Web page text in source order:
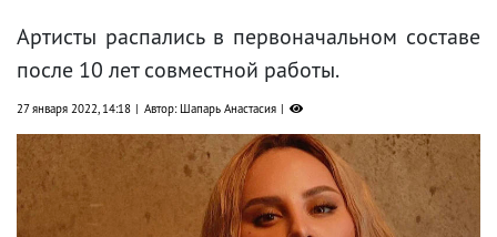
Артисты распались в первоначальном составе
после 10 лет совместной работы.
27 января 2022, 14:18 Автор: Шапарь Анастасия